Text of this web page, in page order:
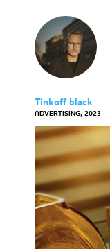
Tinkoff black
ADVERTISING, 2023